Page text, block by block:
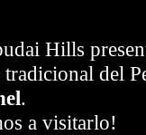
Hills
del
.
a visitarlo!